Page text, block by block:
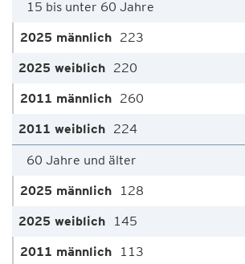
15 bis unter 60 Jahre
223
220
260
224
60 Jahre und älter
128
145
113